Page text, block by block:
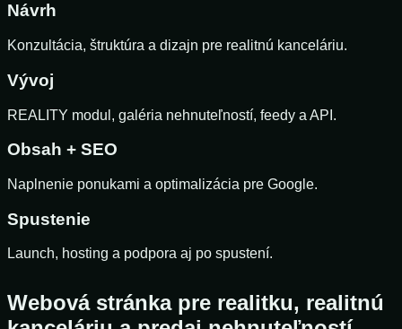
Návrh
Konzultácia, štruktúra a dizajn pre realitnú kanceláriu.
Vývoj
REALITY modul, galéria nehnuteľností, feedy a API.
Obsah + SEO
Naplnenie ponukami a optimalizácia pre Google.
Spustenie
Launch, hosting a podpora aj po spustení.
Webová stránka pre realitku, realitnú